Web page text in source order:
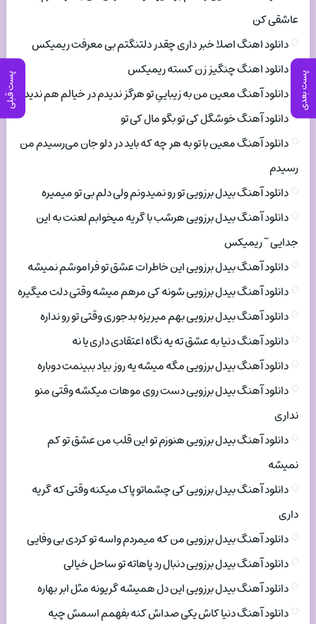
پست بعدی پست قبلی
عاشقی کن
دانلود اهنگ اصلا خبر داری چقدر دلتنگتم بی معرفت ریمیکس
دانلود اهنگ چنگیز زن کسته ریمیکس
دانلود آهنگ معین من به زیباییِ تو هرگز ندیدم در خیالم هم ندیدم
دانلود آهنگ خوشگل کی تو بگو مال کی تو
دانلود آهنگ معین با تو به هر چه که باید در دلو جان می‌رسیدم من
رسیدم
دانلود آهنگ بیدل برزویی تو رو نمیدونم ولی دلم بی تو میمیره
دانلود آهنگ بیدل برزویی هرشب با گریه میخوابم لعنت به این
جدایی ~ ریمیکس
دانلود آهنگ بیدل برزویی این خاطرات عشق تو فراموشم نمیشه
دانلود آهنگ بیدل برزویی شونه کی مرهم میشه وقتی دلت میگیره
دانلود آهنگ بیدل برزویی بهم میریزه بدجوری وقتی تو رو نداره
دانلود آهنگ دنیا به عشق ته یه نگاه اعتقادی داری یا نه
دانلود آهنگ بیدل برزویی مگه میشه یه روز بیاد ببینمت دوباره
دانلود آهنگ بیدل برزویی دست روی موهات میکشه وقتی منو
نداری
دانلود آهنگ بیدل برزویی هنوزم تو این قلب من عشق تو کم
نمیشه
دانلود آهنگ بیدل برزویی کی چشماتو پاک میکنه وقتی که گریه
داری
دانلود آهنگ بیدل برزویی من که میمردم واسه تو کردی بی وفایی
دانلود آهنگ بیدل برزویی دنبال رد پاهاته تو ساحل خیالی
دانلود آهنگ بیدل برزویی این دل همیشه گریونه مثل ابر بهاره
دانلود آهنگ دنیا کاش یکی صداش کنه بفهمم اسمش چیه